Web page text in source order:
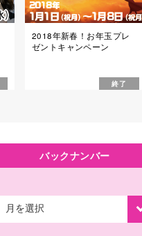
2018年新春！お年玉プレ
ゼントキャンペーン
終了
バックナンバー